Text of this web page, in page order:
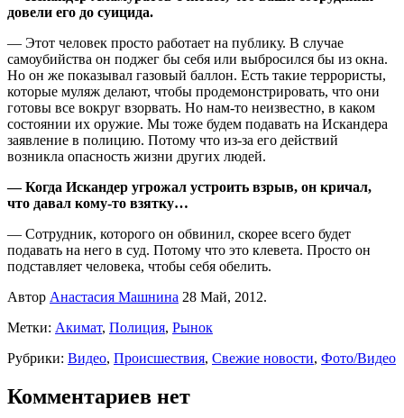
довели его до суицида.
— Этот человек просто работает на публику. В случае
самоубийства он поджег бы себя или выбросился бы из окна.
Но он же показывал газовый баллон. Есть такие террористы,
которые муляж делают, чтобы продемонстрировать, что они
готовы все вокруг взорвать. Но нам-то неизвестно, в каком
состоянии их оружие. Мы тоже будем подавать на Искандера
заявление в полицию. Потому что из-за его действий
возникла опасность жизни других людей.
— Когда Искандер угрожал устроить взрыв, он кричал,
что давал кому-то взятку…
— Сотрудник, которого он обвинил, скорее всего будет
подавать на него в суд. Потому что это клевета. Просто он
подставляет человека, чтобы себя обелить.
Автор Анастасия Машнина 28 Май, 2012.
Метки: Акимат, Полиция, Рынок
Рубрики: Видео, Происшествия, Свежие новости, Фото/Видео
Комментариев нет